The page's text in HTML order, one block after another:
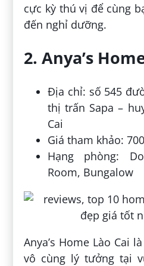
cực kỳ thú vị để cùng
đến nghỉ dưỡng.
2. Anya’s
Địa chỉ: số 545
thị trấn Sapa –
Cai
Giá tham khảo:
Hạng phòng:
Room, Bungalow
Anya’s Home Lào Cai
vô cùng lý tưởng tại